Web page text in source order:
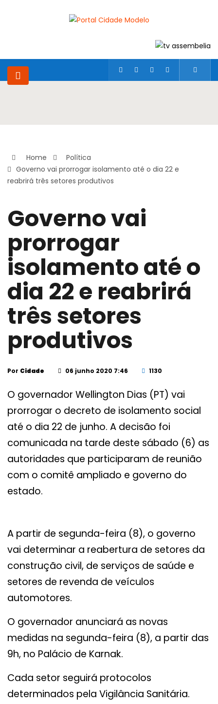
Home
Política
Governo vai prorrogar isolamento até o dia 22 e
reabrirá três setores produtivos
Governo vai
prorrogar
isolamento até o
dia 22 e reabrirá
três setores
produtivos
Por Cidade 06 junho 2020 7:46 1130
O governador Wellington Dias (PT) vai
prorrogar o decreto de isolamento social
até o dia 22 de junho. A decisão foi
comunicada na tarde deste sábado (6) as
autoridades que participaram de reunião
com o comitê ampliado e governo do
estado.
A partir de segunda-feira (8), o governo
vai determinar a reabertura de setores da
construção civil, de serviços de saúde e
setores de revenda de veículos
automotores.
O governador anunciará as novas
medidas na segunda-feira (8), a partir das
9h, no Palácio de Karnak.
Cada setor seguirá protocolos
determinados pela Vigilância Sanitária.